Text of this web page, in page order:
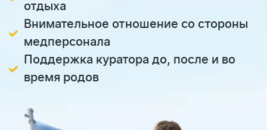
отдыха
Внимательное отношение со стороны
медперсонала
Поддержка куратора до, после и во
время родов